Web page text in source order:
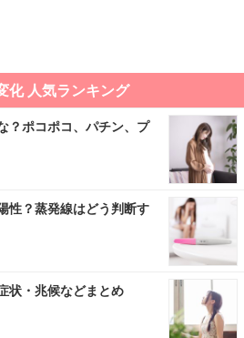
化 人気ランキング
？ポコポコ、パチン、プ
性？蒸発線はどう判断す
状・兆候などまとめ